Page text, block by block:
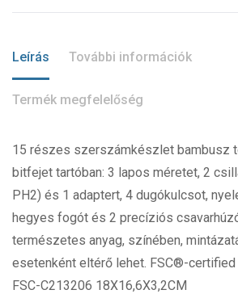
Leírás További információk
Termék megfelelőség
15 részes szerszámkészlet bambusz
bitfejet tartóban: 3 lapos méretet, 2
PH2) és 1 adaptert, 4 dugókulcsot,
hegyes fogót és 2 precíziós
természetes anyag, színében,
esetenként eltérő lehet. FSC®-certified
FSC-C213206 18X16,6X3,2CM